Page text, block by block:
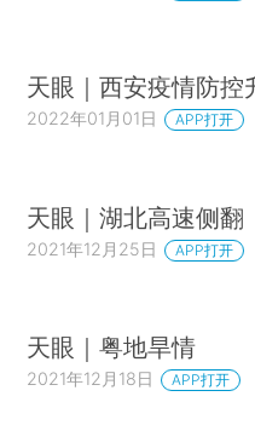
天眼｜西安疫情防控
2022年01月01日 APP打开
天眼｜湖北高速侧翻
2021年12月25日 APP打开
天眼｜粤地旱情
2021年12月18日 APP打开